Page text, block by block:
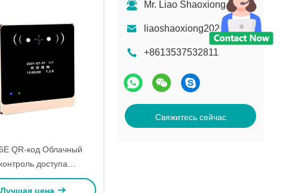
Mr. Liao Shaoxiong
liaoshaoxiong2020@163.com
+8613537532811
Свяжитесь сейчас
QR-код Облачный
контроль доступа
машина DC
Лучшая цена